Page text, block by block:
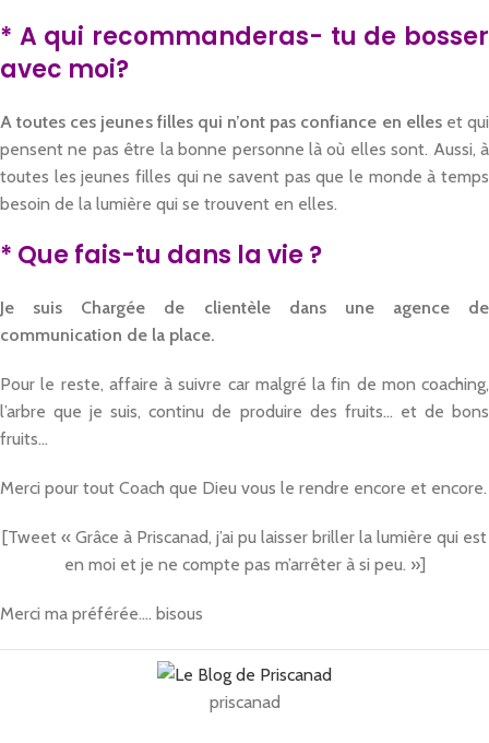
* A qui recommanderas- tu de bosser
avec moi?
A toutes ces jeunes filles qui n’ont pas confiance en elleset qui
pensent ne pas être la bonne personne là où elles sont. Aussi, à
toutes les jeunes filles qui ne savent pas que le monde à temps
besoin de la lumière qui se trouvent en elles.
* Que fais-tu dans la vie ?
Je suis Chargée de clientèle dans une agence de
communication de la place.
Pour le reste, affaire à suivre car malgré la fin de mon coaching,
l’arbre que je suis, continu de produire des fruits… et de bons
fruits…
Merci pour tout Coach que Dieu vous le rendre encore et encore.
[Tweet « Grâce à Priscanad, j’ai pu laisser briller la lumière qui est
en moi et je ne compte pas m’arrêter à si peu. »]
Merci ma préférée…. bisous
priscanad